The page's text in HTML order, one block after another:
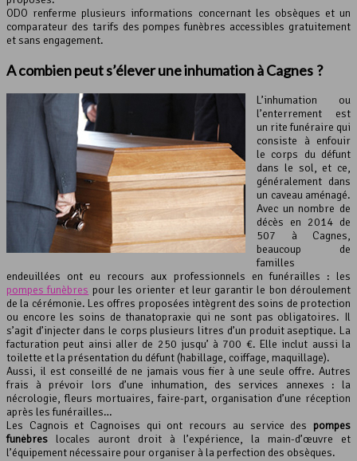
ODO renferme plusieurs informations concernant les obsèques et un
comparateur des tarifs des pompes funèbres accessibles gratuitement
et sans engagement.
A combien peut s’élever une inhumation à Cagnes ?
L’inhumation ou
l’enterrement est
un rite funéraire qui
consiste à enfouir
le corps du défunt
dans le sol, et ce,
généralement dans
un caveau aménagé.
Avec un nombre de
décès en 2014 de
507 à Cagnes,
beaucoup de
familles
endeuillées ont eu recours aux professionnels en funérailles : les
pompes funèbres pour les orienter et leur garantir le bon déroulement
de la cérémonie. Les offres proposées intègrent des soins de protection
ou encore les soins de thanatopraxie qui ne sont pas obligatoires. Il
s’agit d’injecter dans le corps plusieurs litres d’un produit aseptique. La
facturation peut ainsi aller de 250 jusqu’ à 700 €. Elle inclut aussi la
toilette et la présentation du défunt (habillage, coiffage, maquillage).
Aussi, il est conseillé de ne jamais vous fier à une seule offre. Autres
frais à prévoir lors d’une inhumation, des services annexes : la
nécrologie, fleurs mortuaires, faire-part, organisation d’une réception
après les funérailles…
Les Cagnois et Cagnoises qui ont recours au service des pompes
funèbres locales auront droit à l’expérience, la main-d’œuvre et
l’équipement nécessaire pour organiser à la perfection des obsèques.